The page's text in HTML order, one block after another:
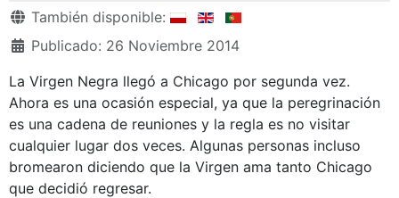
Detalles
También disponible:
Publicado: 26 Noviembre 2014
La Virgen Negra llegó a Chicago por segunda vez.
Ahora es una ocasión especial, ya que la peregrinación
es una cadena de reuniones y la regla es no visitar
cualquier lugar dos veces. Algunas personas incluso
bromearon diciendo que la Virgen ama tanto Chicago
que decidió regresar.